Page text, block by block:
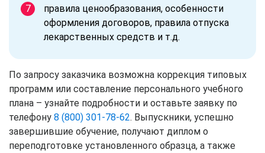
правила ценообразования, особенности
оформления договоров, правила отпуска
лекарственных средств и т.д.
По запросу заказчика возможна коррекция типовых
программ или составление персонального учебного
плана – узнайте подробности и оставьте заявку по
телефону 8 (800) 301-78-62. Выпускники, успешно
завершившие обучение, получают диплом о
переподготовке установленного образца, а также